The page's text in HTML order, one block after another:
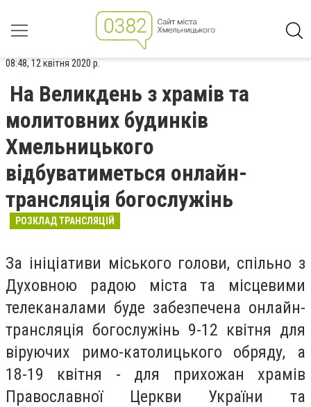
08:48, 12 квітня 2020 р.
На Великдень з храмів та
молитовних будинків
Хмельницького
відбуватиметься онлайн-
трансляція богослужінь
РОЗКЛАД ТРАНСЛЯЦІЙ
За ініціативи міського голови, спільно з
Духовною радою міста та місцевими
телеканалами буде забезпечена онлайн-
трансляція богослужінь 9-12 квітня для
віруючих римо-католицького обряду, а
18-19 квітня - для прихожан храмів
Православної Церкви України та